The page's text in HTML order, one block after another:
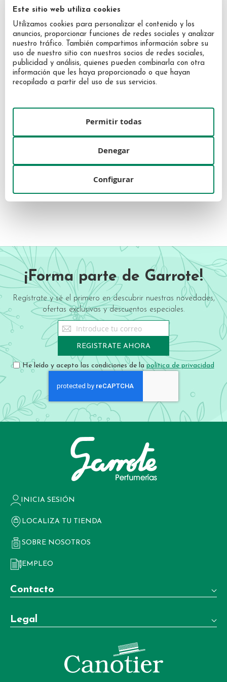
Jean Paul Gaultier La Belle
Paradise Garden EDP 100ml
89,95 €
Escada Brisa Cubana EDT 50ml
71,40 €
Este sitio web utiliza cookies
Utilizamos cookies para personalizar el contenido y los
anuncios, proporcionar funciones de redes sociales y analizar
nuestro tráfico. También compartimos información sobre su
uso de nuestro sitio con nuestros socios de redes sociales,
publicidad y análisis, quienes pueden combinarla con otra
información que les haya proporcionado o que hayan
recopilado a partir del uso de sus servicios.
Configurar
Denegar
Permitir todas
¡Forma parte de Garrote!
Regístrate y sé el primero en descubrir nuestras novedades,
ofertas exclusivas y descuentos especiales.
Sign
Up
for
Our
Newsletter:
REGISTRATE AHORA
He leído y acepto las condiciones de la política de privacidad
INICIA SESIÓN
LOCALIZA TU TIENDA
SOBRE NOSOTROS
EMPLEO
Contacto
Teléfono:
+34 981 22 97 83
+34 604 02 37 06
Legal
Términos y condiciones de venta